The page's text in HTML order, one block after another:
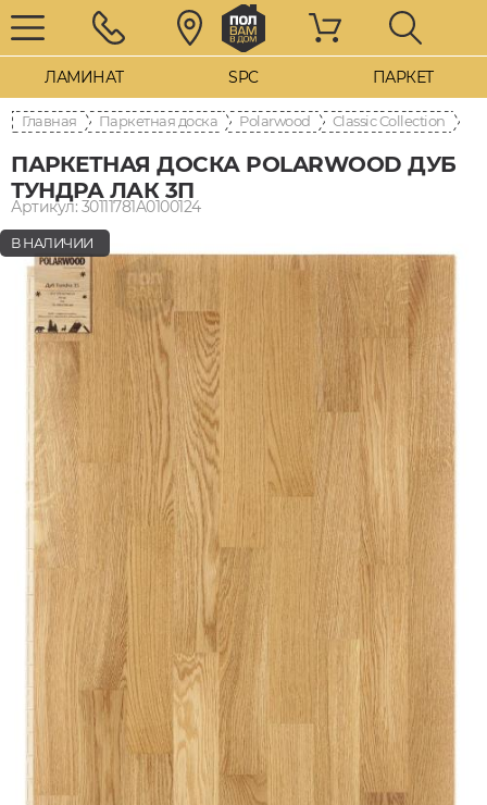
ЛАМИНАТ SPC ПАРКЕТ
Главная Паркетная доска Polarwood Classic Collection
ПАРКЕТНАЯ ДОСКА POLARWOOD ДУБ
ТУНДРА ЛАК 3П
Артикул: 30111781A0100124
В НАЛИЧИИ